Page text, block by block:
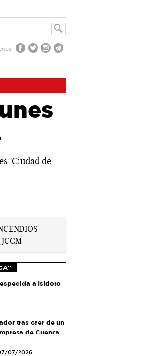
'Ciudad de
a Isidoro
tras caer de un
de Cuenca
07/2026